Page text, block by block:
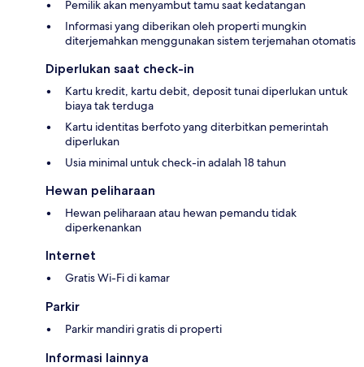
Pemilik akan menyambut tamu saat kedatangan
Informasi yang diberikan oleh properti mungkin
diterjemahkan menggunakan sistem terjemahan otomatis
Diperlukan saat check-in
Kartu kredit, kartu debit, deposit tunai diperlukan untuk
biaya tak terduga
Kartu identitas berfoto yang diterbitkan pemerintah
diperlukan
Usia minimal untuk check-in adalah 18 tahun
Hewan peliharaan
Hewan peliharaan atau hewan pemandu tidak
diperkenankan
Internet
Gratis Wi-Fi di kamar
Parkir
Parkir mandiri gratis di properti
Informasi lainnya